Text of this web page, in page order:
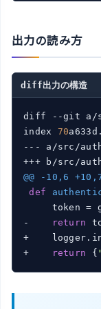
出力の読み方
diff出力の構造
diff --git a/
index 70a633d.
--- a/src/
@@ -10,6 +10,7
def
token =
-
return
+
+
return {